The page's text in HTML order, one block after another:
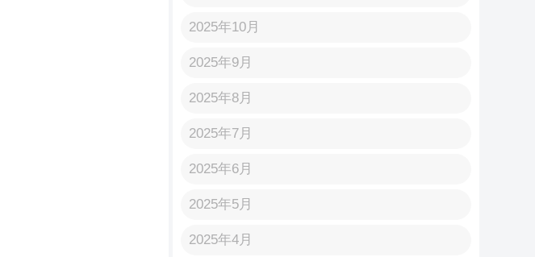
2025年10月
2025年9月
2025年8月
2025年7月
2025年6月
2025年5月
2025年4月